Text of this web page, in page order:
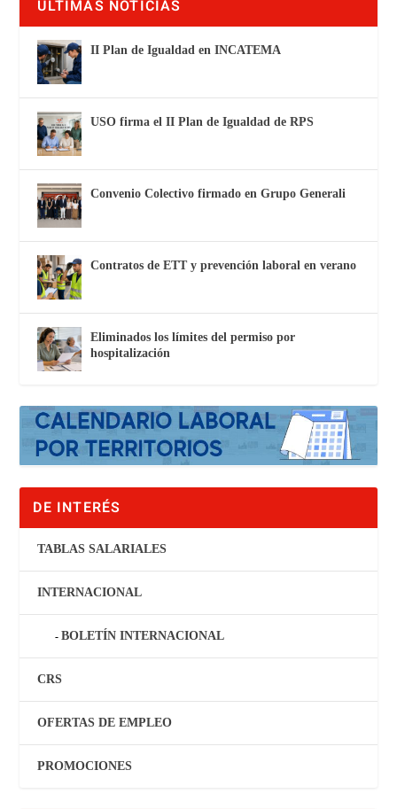
ÚLTIMAS NOTICIAS
II Plan de Igualdad en INCATEMA
USO firma el II Plan de Igualdad de RPS
Convenio Colectivo firmado en Grupo Generali
Contratos de ETT y prevención laboral en verano
Eliminados los límites del permiso por
hospitalización
DE INTERÉS
TABLAS SALARIALES
INTERNACIONAL
BOLETÍN INTERNACIONAL
CRS
OFERTAS DE EMPLEO
PROMOCIONES